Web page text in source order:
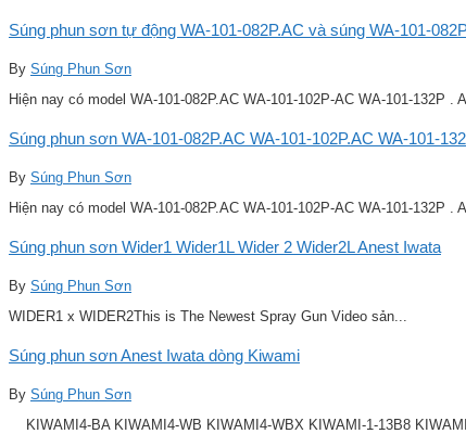
Súng phun sơn tự động WA-101-082P.AC và súng WA-101-
By Súng Phun Sơn
Hiện nay có model WA-101-082P.AC WA-101-102P-AC WA-101-132P .
Súng phun sơn WA-101-082P.AC WA-101-102P.AC WA-101-
By Súng Phun Sơn
Hiện nay có model WA-101-082P.AC WA-101-102P-AC WA-101-132P .
Súng phun sơn Wider1 Wider1L Wider 2 Wider2L Anest Iwata
By Súng Phun Sơn
WIDER1 x WIDER2This is The Newest Spray Gun Video sản...
Súng phun sơn Anest Iwata dòng Kiwami
By Súng Phun Sơn
KIWAMI4-BA KIWAMI4-WB KIWAMI4-WBX KIWAMI-1-13B8